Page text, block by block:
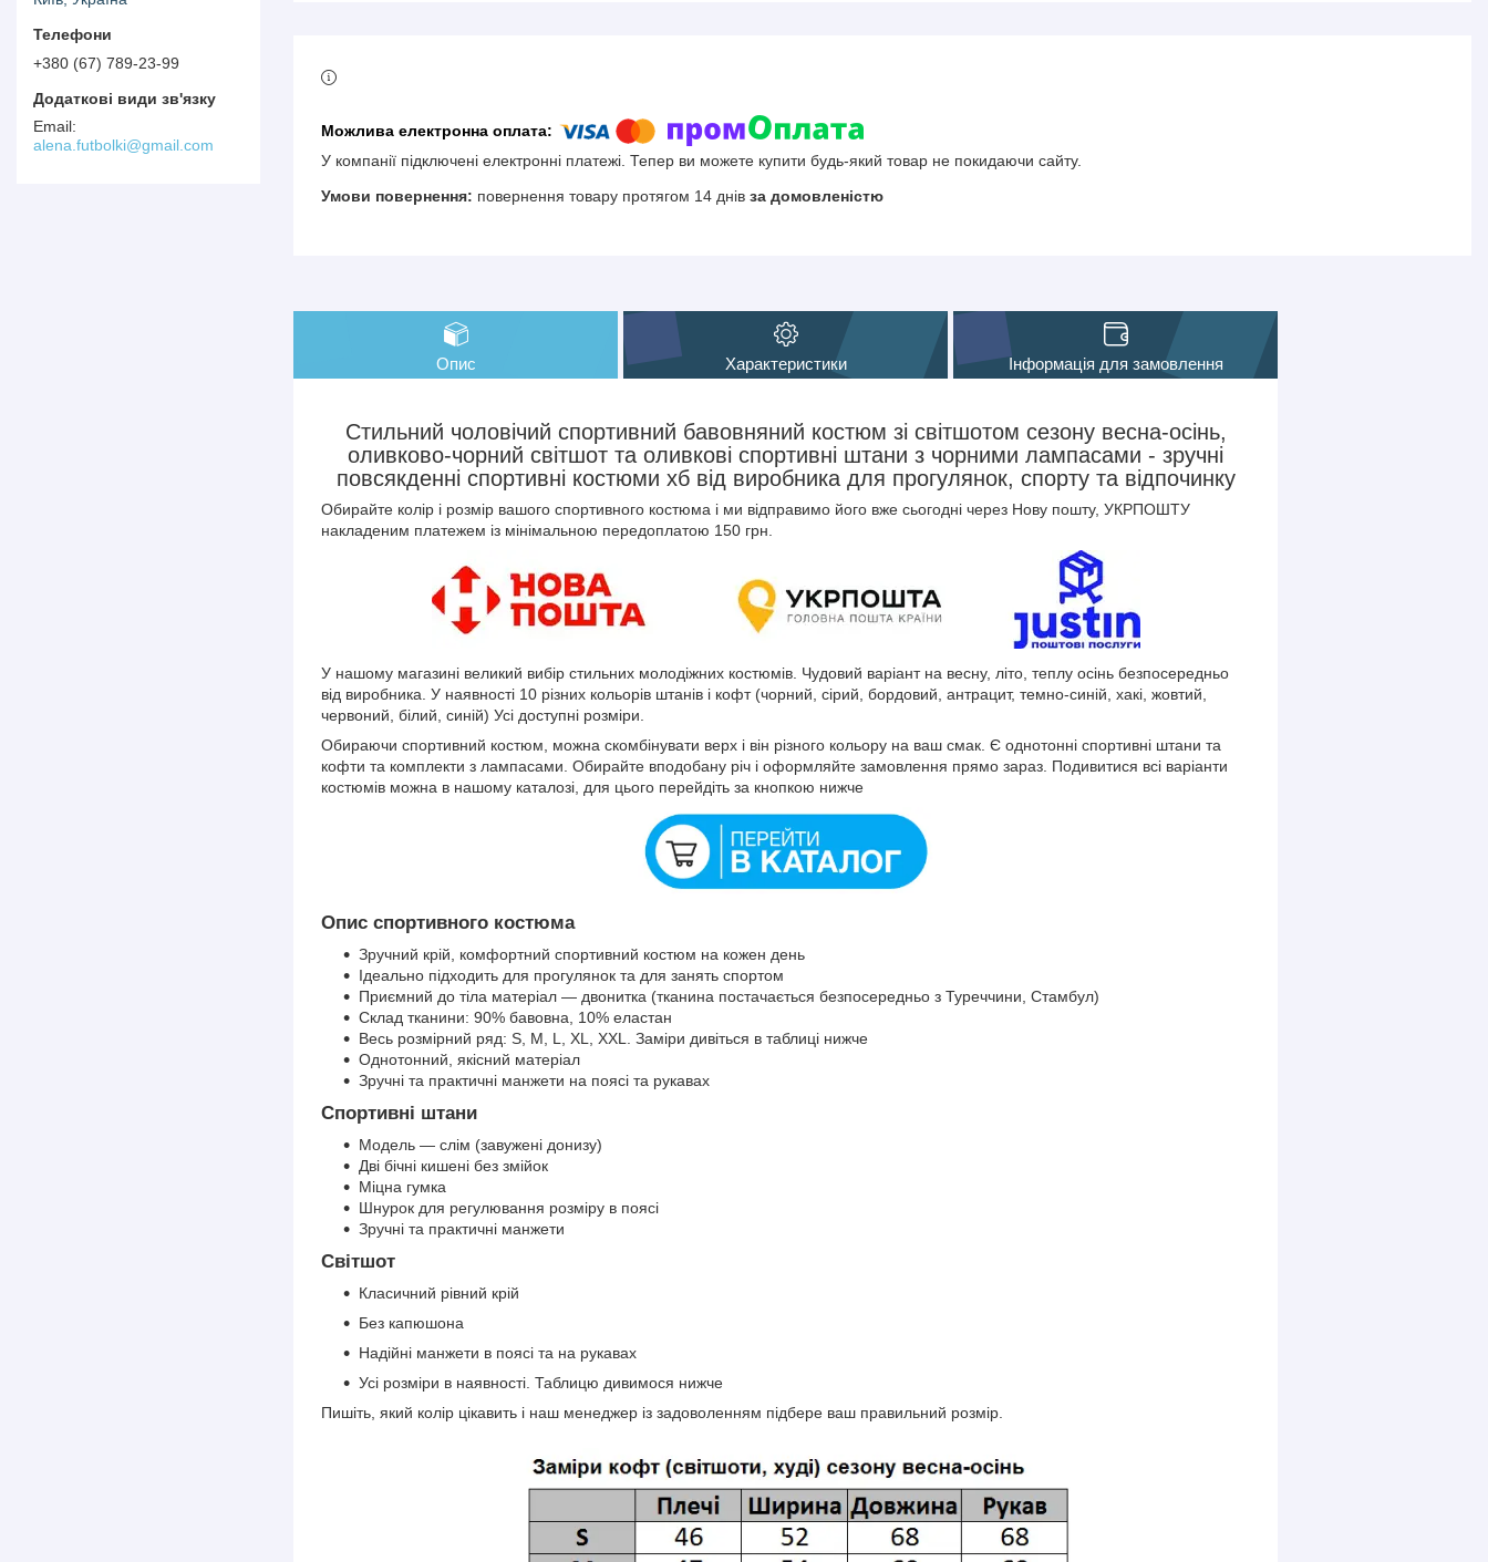
У компанії підключені електронні платежі. Тепер ви можете купити будь-який товар не покидаючи сайту.
повернення товару протягом 14 днів за домовленістю
Опис Характеристики Інформація для замовлення
Стильний чоловічий спортивний бавовняний костюм зі світшотом сезону весна-осінь,
оливково-чорний світшот та оливкові спортивні штани з чорними лампасами - зручні
повсякденні спортивні костюми хб від виробника для прогулянок, спорту та відпочинку
Обирайте колір і розмір вашого спортивного костюма і ми відправимо його вже сьогодні через Нову пошту, УКРПОШТУ
накладеним платежем із мінімальною передоплатою 150 грн.
У нашому магазині великий вибір стильних молодіжних костюмів. Чудовий варіант на весну, літо, теплу осінь безпосередньо
від виробника. У наявності 10 різних кольорів штанів і кофт (чорний, сірий, бордовий, антрацит, темно-синій, хакі, жовтий,
червоний, білий, синій) Усі доступні розміри.
Обираючи спортивний костюм, можна скомбінувати верх і він різного кольору на ваш смак. Є однотонні спортивні штани та
кофти та комплекти з лампасами. Обирайте вподобану річ і оформляйте замовлення прямо зараз. Подивитися всі варіанти
костюмів можна в нашому каталозі, для цього перейдіть за кнопкою нижче
Опис спортивного костюма
Зручний крій, комфортний спортивний костюм на кожен день
Ідеально підходить для прогулянок та для занять спортом
Приємний до тіла матеріал — двонитка (тканина постачається безпосередньо з Туреччини, Стамбул)
Склад тканини: 90% бавовна, 10% еластан
Весь розмірний ряд: S, M, L, XL, XXL. Заміри дивіться в таблиці нижче
Однотонний, якісний матеріал
Зручні та практичні манжети на поясі та рукавах
Спортивні штани
Модель — слім (завужені донизу)
Дві бічні кишені без змійок
Міцна гумка
Шнурок для регулювання розміру в поясі
Зручні та практичні манжети
Світшот
Класичний рівний крій
Без капюшона
Надійні манжети в поясі та на рукавах
Усі розміри в наявності. Таблицю дивимося нижче
Пишіть, який колір цікавить і наш менеджер із задоволенням підбере ваш правильний розмір.
+380 (67) 789-23-99
alena.futbolki@gmail.com